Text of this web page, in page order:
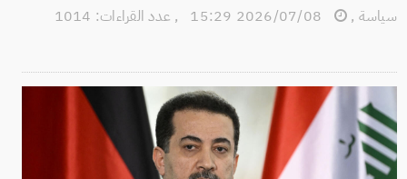
سياسة ,
, عدد القراءات: 1014